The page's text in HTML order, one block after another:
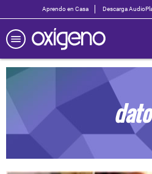
Aprendo en Casa Descarga